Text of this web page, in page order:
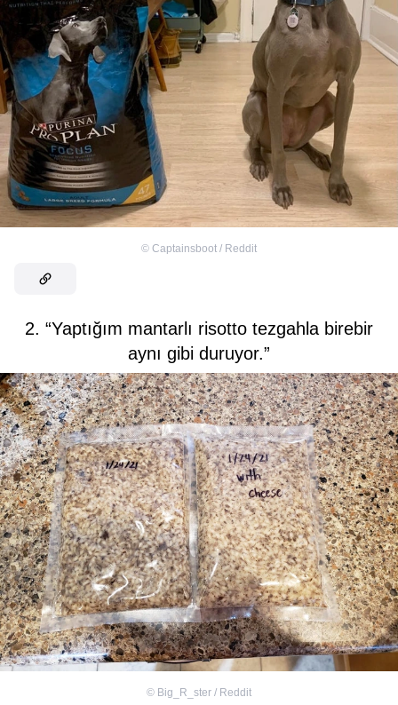
© Captainsboot / Reddit
2. “Yaptığım mantarlı risotto tezgahla birebir
aynı gibi duruyor.”
© Big_R_ster / Reddit